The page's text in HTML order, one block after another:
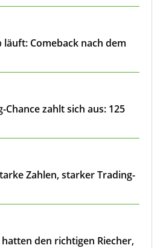
läuft: Comeback nach dem
Chance zahlt sich aus: 125
Zahlen, starker Trading-
den richtigen Riecher,